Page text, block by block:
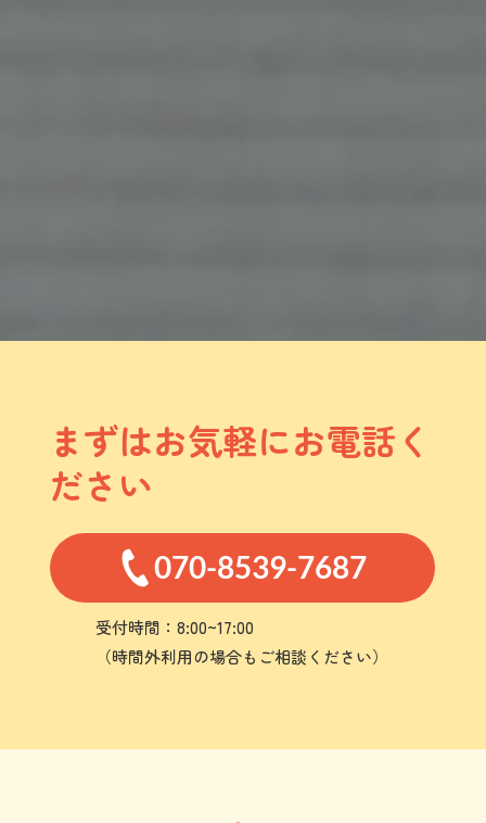
まずはお気軽にお電話く
ださい
070-8539-7687
受付時間：8:00~17:00
（時間外利用の場合もご相談ください）